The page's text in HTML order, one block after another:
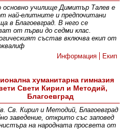
основно училище Димитър Талев е
най-елитните и предпочитани
в Благоевград. В него се
от първи до седми клас.
състав включва екип от
Информация
Екип
хуманитарна гимназия
Свети Кирил и Методий,
Благоевград
Св. Кирил и Методий, Благоевград
заведение, открито със заповед
на народната просвета от